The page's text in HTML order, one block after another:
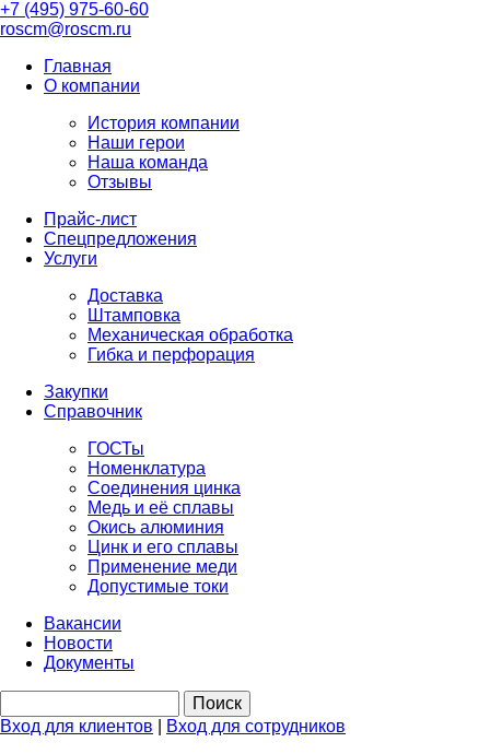
+7 (495) 975-60-60
roscm@roscm.ru
Главная
О компании
История компании
Наши герои
Наша команда
Отзывы
Прайс-лист
Спецпредложения
Услуги
Доставка
Штамповка
Механическая обработка
Гибка и перфорация
Закупки
Справочник
ГОСТы
Номенклатура
Соединения цинка
Медь и её сплавы
Окись алюминия
Цинк и его сплавы
Применение меди
Допустимые токи
Вакансии
Новости
Документы
Вход для клиентов Вход для сотрудников